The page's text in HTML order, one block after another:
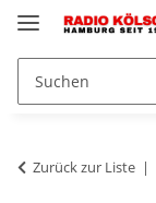
Zurück zur Liste